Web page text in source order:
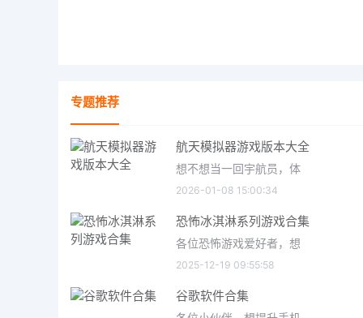
专题推荐
航天模拟器游戏版本大全
想不想当一回宇航员，体
2026-01-08 15:00:34
恐怖冰淇淋系列游戏合集
各位恐怖游戏爱好者，想
2025-12-19 09:55:58
谷歌软件合集